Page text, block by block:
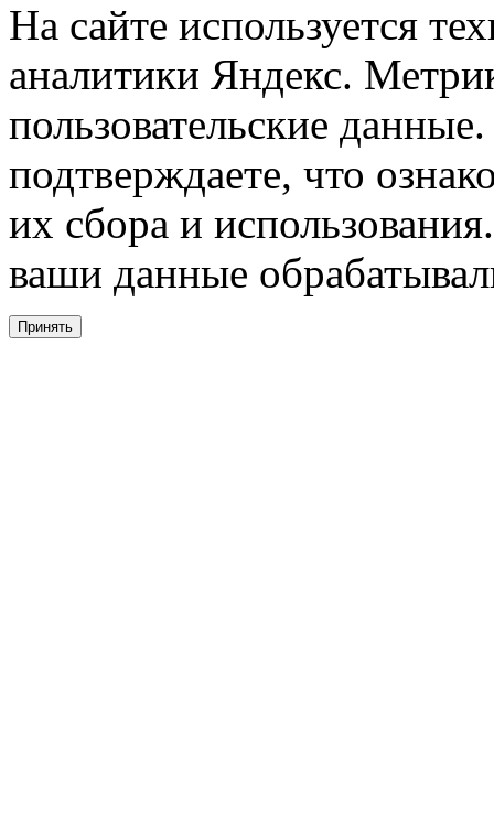
На сайте используется
аналитики Яндекс.
пользовательские
подтверждаете, что
их сбора и
ваши данные
Принять